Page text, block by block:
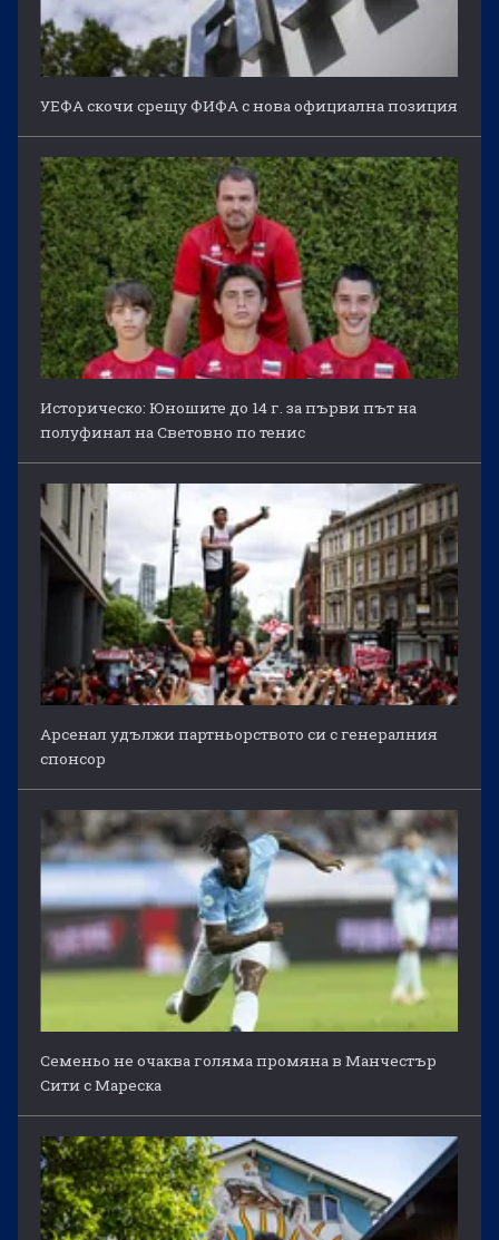
УЕФА скочи срещу ФИФА с нова официална позиция
Историческо: Юношите до 14 г. за първи път на
полуфинал на Световно по тенис
Арсенал удължи партньорството си с генералния
спонсор
Семеньо не очаква голяма промяна в Манчестър
Сити с Мареска